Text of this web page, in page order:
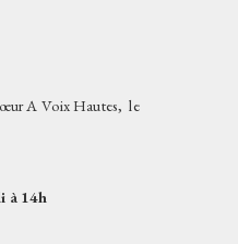
A Voix Hautes, le
à 14h